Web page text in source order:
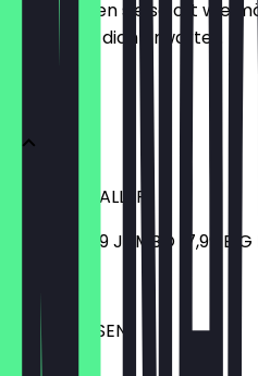
aktualisieren sie so oft wie
weißt, was dich erwartet.
GENUSSKNALLER
SINGLE 13,99 JUMBO 17,99
LECKERBISSEN